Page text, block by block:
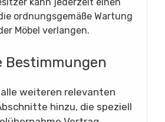
ordnungsgemäße Wartung
Möbel verlangen.
Bestimmungen
alle weiteren relevanten
hinzu, die speziell